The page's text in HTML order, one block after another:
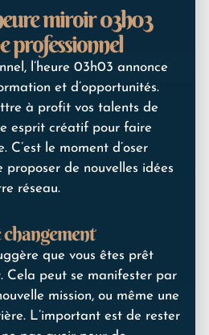
miroir 03h03
professionnel
l’heure 03h03 annonce
et d’opportunités.
à profit vos talents de
esprit créatif pour faire
C’est le moment d’oser
de nouvelles idées
réseau.
que vous êtes prêt
Cela peut se manifester par
mission, ou même une
L’important est de rester